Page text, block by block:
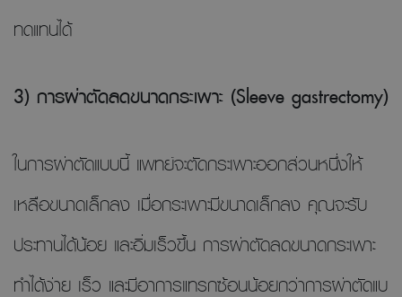
ทดแทนได้
3) การผ่าตัดลดขนาดกระเพาะ (Sleeve gastrectomy)
ในการผ่าตัดแบบนี้ แพทย์จะตัดกระเพาะออกส่วนหนึ่งให้
เหลือขนาดเล็กลง เมื่อกระเพาะมีขนาดเล็กลง คุณจะรับ
ประทานได้น้อย และอิ่มเร็วขึ้น การผ่าตัดลดขนาดกระเพาะ
ทำได้ง่าย เร็ว และมีอาการแทรกซ้อนน้อยกว่าการผ่าตัดแบ